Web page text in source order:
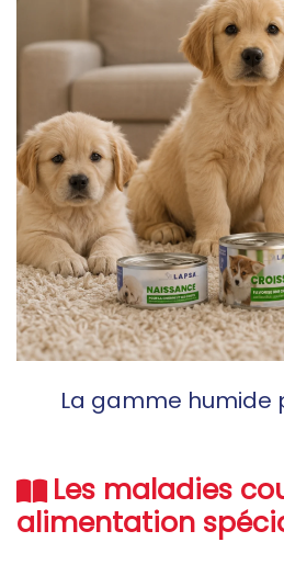
La gamme humide
Les maladies
alimentation